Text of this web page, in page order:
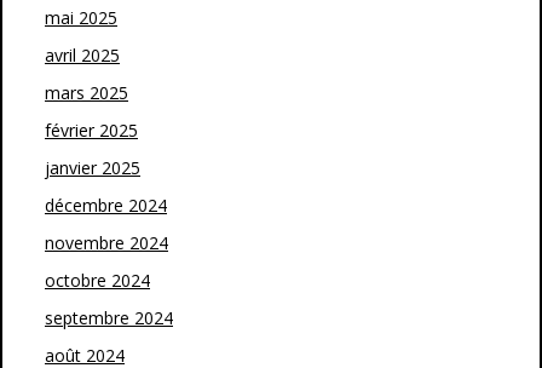
mai 2025
avril 2025
mars 2025
février 2025
janvier 2025
décembre 2024
novembre 2024
octobre 2024
septembre 2024
août 2024